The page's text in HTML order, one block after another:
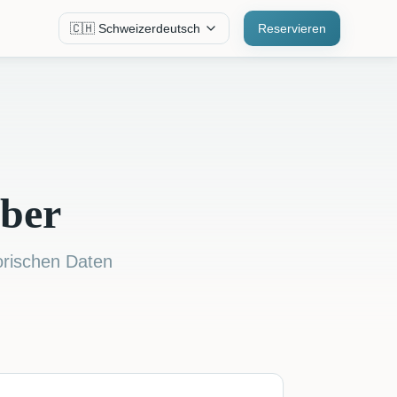
🇨🇭 Schweizerdeutsch Reservieren
Daten